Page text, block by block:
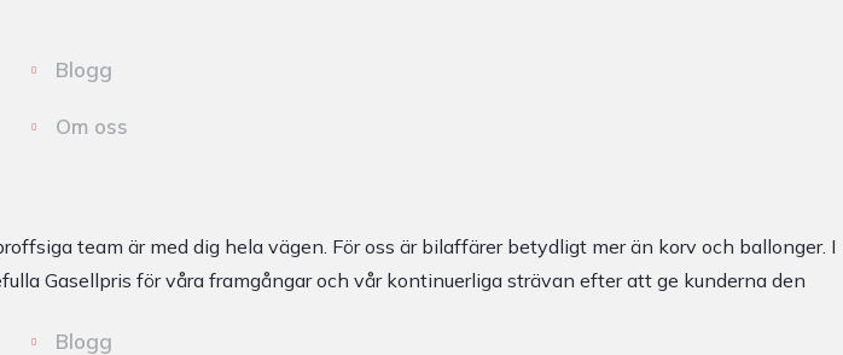
Blogg
Om oss
team är med dig hela vägen. För oss är bilaffärer betydligt mer än korv och ballonger. I
Gasellpris för våra framgångar och vår kontinuerliga strävan efter att ge kunderna den
Blogg